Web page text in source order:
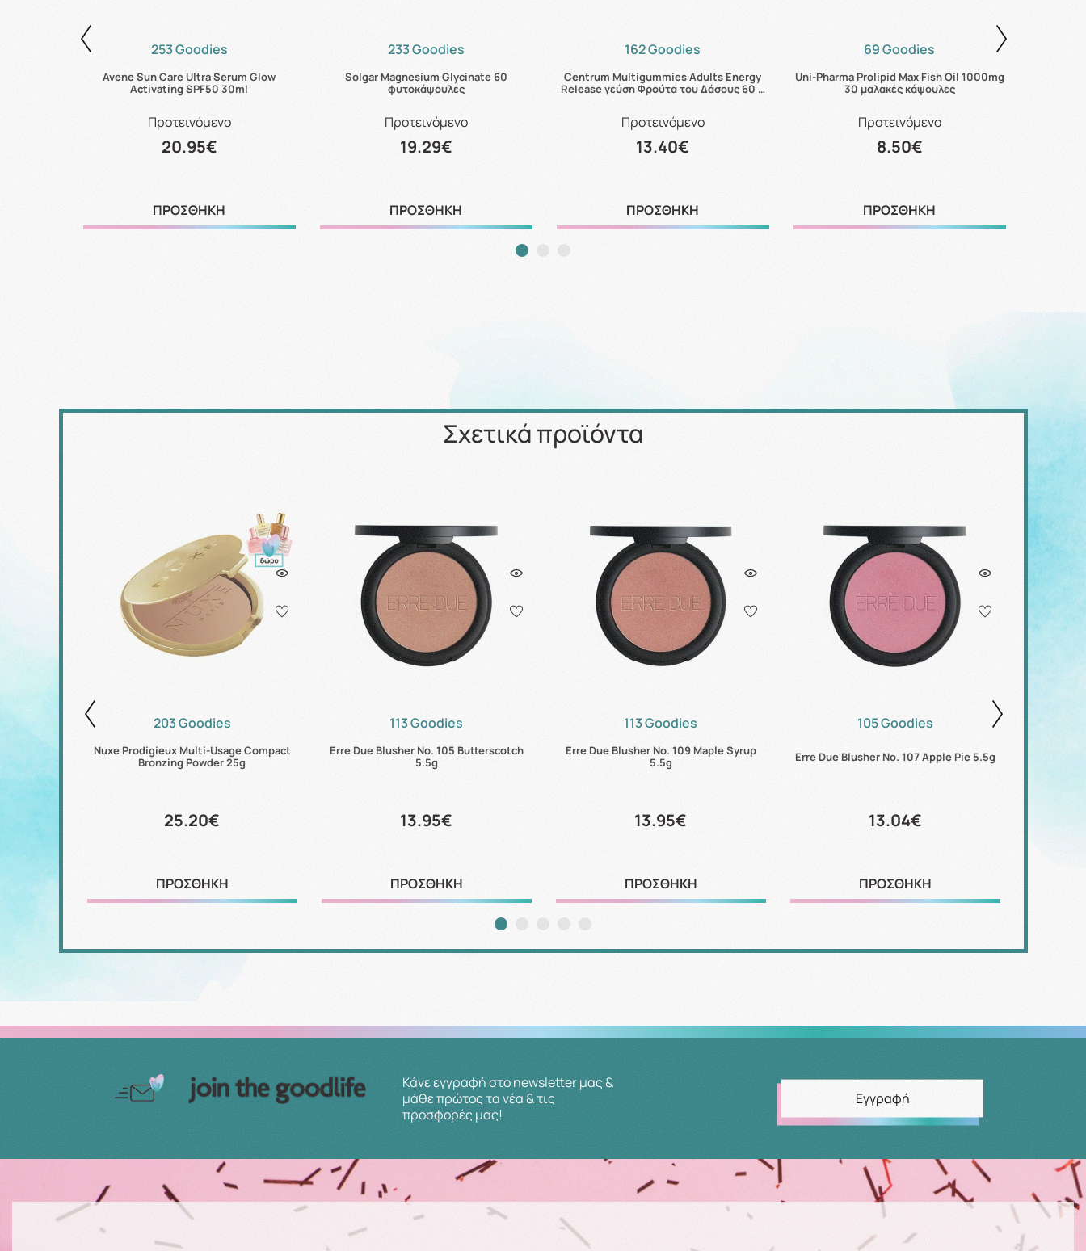
253 Goodies
Avene Sun Care Ultra Serum Glow
Activating SPF50 30ml
Προτεινόμενο
20.95€
ΠΡΟΣΘΗΚΗ
233 Goodies
Solgar Magnesium Glycinate 60
φυτοκάψουλες
Προτεινόμενο
19.29€
ΠΡΟΣΘΗΚΗ
162 Goodies
Centrum Multigummies Adults Energy
Release γεύση Φρούτα του Δάσους 60 …
Προτεινόμενο
13.40€
ΠΡΟΣΘΗΚΗ
69 Goodies
Uni-Pharma Prolipid Max Fish Oil 1000mg
30 μαλακές κάψουλες
Προτεινόμενο
8.50€
ΠΡΟΣΘΗΚΗ
Σχετικά προϊόντα
4.5g
203 Goodies
Nuxe Prodigieux Multi-Usage Compact
Bronzing Powder 25g
25.20€
ΠΡΟΣΘΗΚΗ
113 Goodies
Erre Due Blusher No. 105 Butterscotch
5.5g
13.95€
ΠΡΟΣΘΗΚΗ
113 Goodies
Erre Due Blusher No. 109 Maple Syrup
5.5g
13.95€
ΠΡΟΣΘΗΚΗ
105 Goodies
Erre Due Blusher No. 107 Apple Pie 5.5g
13.04€
ΠΡΟΣΘΗΚΗ
Κάνε εγγραφή στο newsletter μας &
μάθε πρώτος τα νέα & τις
προσφορές μας!
Εγγραφή